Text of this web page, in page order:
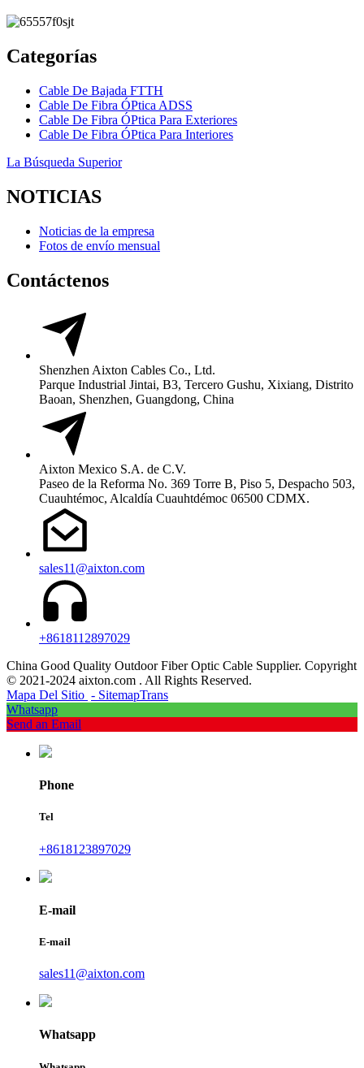
Categorías
Cable De Bajada FTTH
Cable De Fibra ÓPtica ADSS
Cable De Fibra ÓPtica Para Exteriores
Cable De Fibra ÓPtica Para Interiores
La Búsqueda Superior
NOTICIAS
Noticias de la empresa
Fotos de envío mensual
Contáctenos
Shenzhen Aixton Cables Co., Ltd.
Parque Industrial Jintai, B3, Tercero Gushu, Xixiang, Distrito
Baoan, Shenzhen, Guangdong, China
Aixton Mexico S.A. de C.V.
Paseo de la Reforma No. 369 Torre B, Piso 5, Despacho 503,
Cuauhtémoc, Alcaldía Cuauhtdémoc 06500 CDMX.
sales11@aixton.com
+8618112897029
China Good Quality Outdoor Fiber Optic Cable Supplier. Copyright
© 2021-2024 aixton.com . All Rights Reserved.
Mapa Del Sitio - SitemapTrans
Whatsapp
Send an Email
Phone
Tel
+8618123897029
E-mail
E-mail
sales11@aixton.com
Whatsapp